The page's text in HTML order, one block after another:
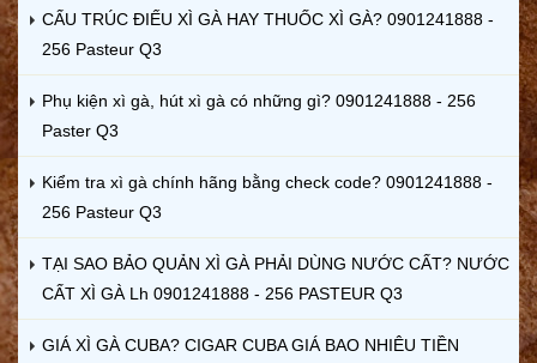
CẤU TRÚC ĐIẾU XÌ GÀ HAY THUỐC XÌ GÀ? 0901241888 -
256 Pasteur Q3
Phụ kiện xì gà, hút xì gà có những gì? 0901241888 - 256
Paster Q3
Kiểm tra xì gà chính hãng bằng check code? 0901241888 -
256 Pasteur Q3
TẠI SAO BẢO QUẢN XÌ GÀ PHẢI DÙNG NƯỚC CẤT? NƯỚC
CẤT XÌ GÀ Lh 0901241888 - 256 PASTEUR Q3
GIÁ XÌ GÀ CUBA? CIGAR CUBA GIÁ BAO NHIÊU TIỀN